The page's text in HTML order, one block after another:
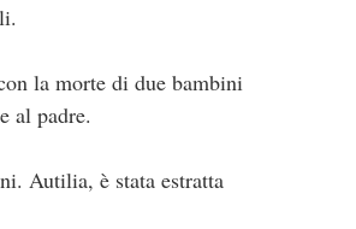
la morte di due bambini
al padre.
Autilia, è stata estratta